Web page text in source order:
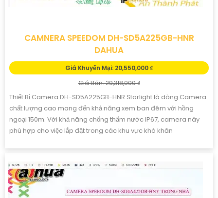
CAMNERA SPEEDOM DH-SD5A225GB-HNR
DAHUA
Giá Khuyến Mại: 20,550,000 ₫
Giá Bán: 29,318,000 ₫
Thiết Bị Camera DH-SD5A225GB-HNR Starlight là dòng Camera
chất lượng cao mang đến khả năng xem ban đêm với hồng
ngoại 150m. Với khả năng chống thấm nước IP67, camera này
phù hợp cho việc lắp đặt trong các khu vực khó khăn